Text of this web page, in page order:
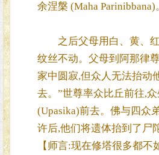
余涅槃 (Maha Parinibbana)。
之后父母用白、黄、红
纹丝不动。父母到阿那律
家中圆寂,但众人无法抬动
去。”世尊率众比丘前往,
(Upasika)前去。佛与四众
许后,他们将遗体抬到了尸
【师言:现在修塔很多都